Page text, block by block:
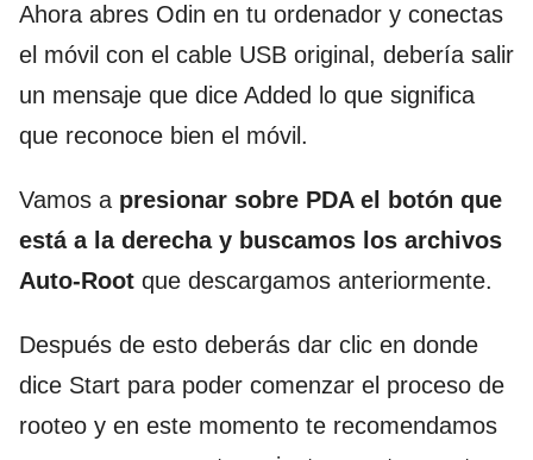
Ahora abres Odin en tu ordenador y conectas
el móvil con el cable USB original, debería salir
un mensaje que dice Added lo que significa
que reconoce bien el móvil.
Vamos a presionar sobre PDA el botón que
está a la derecha y buscamos los archivos
Auto-Root que descargamos anteriormente.
Después de esto deberás dar clic en donde
dice Start para poder comenzar el proceso de
rooteo y en este momento te recomendamos